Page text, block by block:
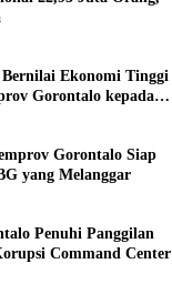
Ekonomi Tinggi
Gorontalo kepada
Gorontalo Siap
yang Melanggar
Penuhi Panggilan
Command Center